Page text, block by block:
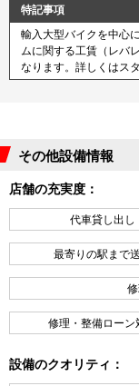
特記事項
輸入大型バイクを中心
ムに関する工賃（レバ
なります。詳しくはス
その他設備情報
店舗の充実度：
代車貸し出し
最寄りの駅まで
修理・整備ローン
設備のクオリティ：